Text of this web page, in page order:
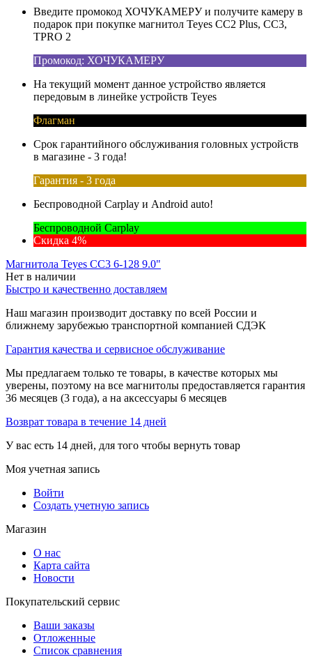
Введите промокод ХОЧУКАМЕРУ и получите камеру в
подарок при покупке магнитол Teyes CC2 Plus, CC3,
TPRO 2
Промокод: ХОЧУКАМЕРУ
На текущий момент данное устройство является
передовым в линейке устройств Teyes
Флагман
Срок гарантийного обслуживания головных устройств
в магазине - 3 года!
Гарантия - 3 года
Беспроводной Carplay и Android auto!
Беспроводной Carplay
Скидка 4%
Магнитола Teyes CC3 6-128 9.0"
Нет в наличии
Быстро и качественно доставляем
Наш магазин производит доставку по всей России и
ближнему зарубежью транспортной компанией СДЭК
Гарантия качества и сервисное обслуживание
Мы предлагаем только те товары, в качестве которых мы
уверены, поэтому на все магнитолы предоставляется гарантия
36 месяцев (3 года), а на аксессуары 6 месяцев
Возврат товара в течение 14 дней
У вас есть 14 дней, для того чтобы вернуть товар
Моя учетная запись
Войти
Создать учетную запись
Магазин
О нас
Карта сайта
Новости
Покупательский сервис
Ваши заказы
Отложенные
Список сравнения